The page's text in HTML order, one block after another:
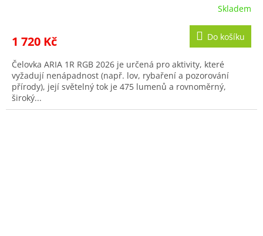
Skladem
1 720 Kč Do košíku
Čelovka ARIA 1R RGB 2026 je určená pro aktivity, které
vyžadují nenápadnost (např. lov, rybaření a pozorování
přírody), její světelný tok je 475 lumenů a rovnoměrný,
široký...